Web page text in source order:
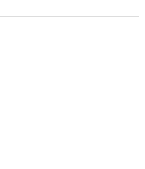
линой до 10,6 м